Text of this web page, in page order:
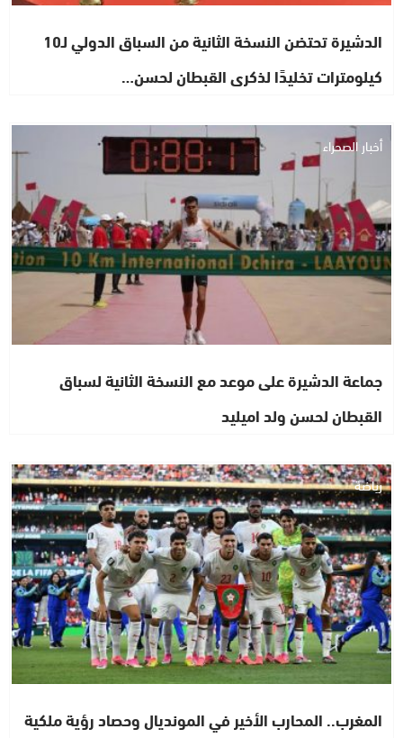
الدشيرة تحتضن النسخة الثانية من السباق الدولي لـ10
كيلومترات تخليدًا لذكرى القبطان لحسن…
أخبار الصحراء
جماعة الدشيرة على موعد مع النسخة الثانية لسباق
القبطان لحسن ولد اميليد
رياضة
المغرب.. المحارب الأخير في المونديال وحصاد رؤية ملكية